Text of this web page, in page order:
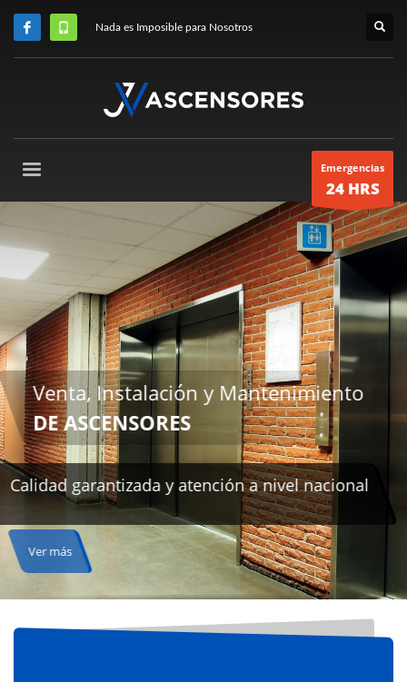
Nada es Imposible para Nosotros
Emergencias
24 HRS